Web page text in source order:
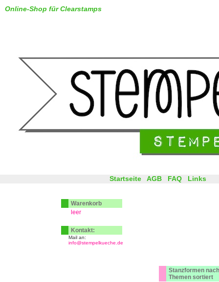
Online-Shop für Clearstamps
Stanzformen nach
Themen sortiert
Startseite AGB FAQ Links
Warenkorb
leer
Kontakt:
Mail an:
info@stempelkueche.de